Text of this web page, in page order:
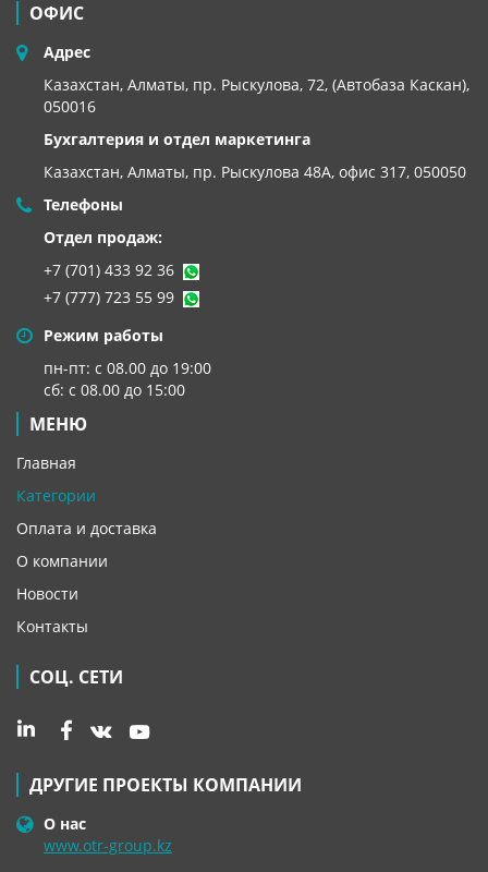
ОФИС
Адрес
Казахстан, Алматы, пр. Рыскулова, 72, (Автобаза Каскан),
050016
Бухгалтерия и отдел маркетинга
Казахстан, Алматы, пр. Рыскулова 48А, офис 317, 050050
Телефоны
Отдел продаж:
+7 (701) 433 92 36
+7 (777) 723 55 99
Режим работы
пн-пт: с 08.00 до 19:00
сб: с 08.00 до 15:00
МЕНЮ
Главная
Категории
Оплата и доставка
О компании
Новости
Контакты
СОЦ. СЕТИ
ДРУГИЕ ПРОЕКТЫ КОМПАНИИ
О нас
www.otr-group.kz